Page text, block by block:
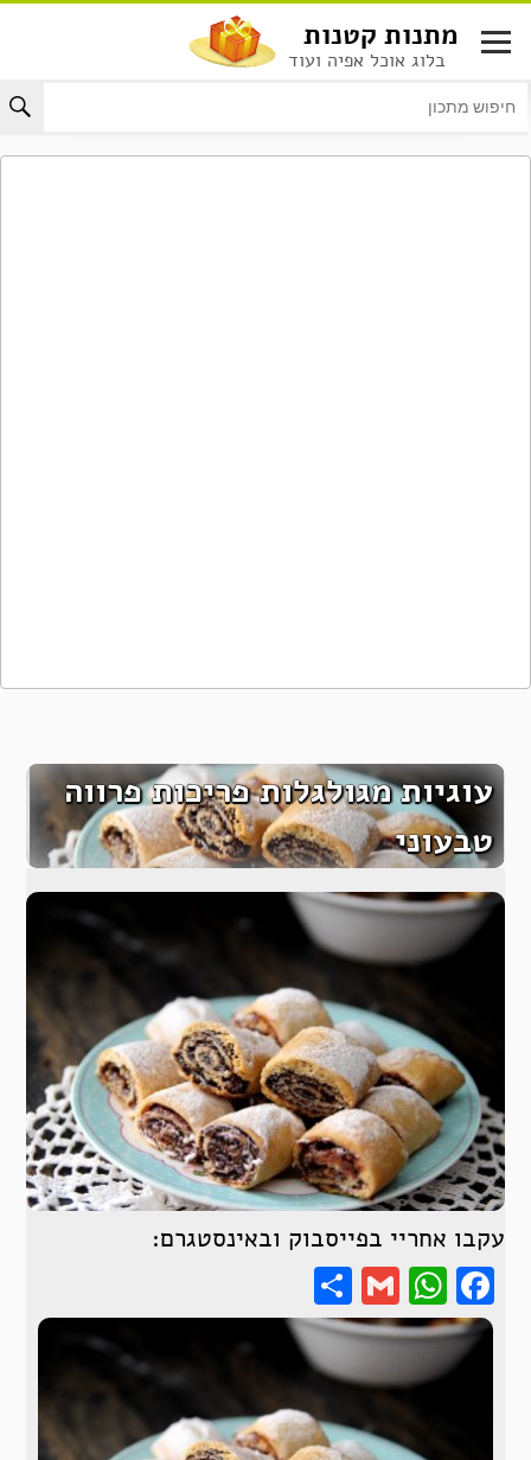
לתוכן
מתנות קטנות
בלוג אוכל אפיה ועוד
עוגיות מגולגלות פריכות פרווה
טבעוני
עקבו אחריי בפייסבוק ובאינסטגרם:
Facebook
WhatsApp
Gmail